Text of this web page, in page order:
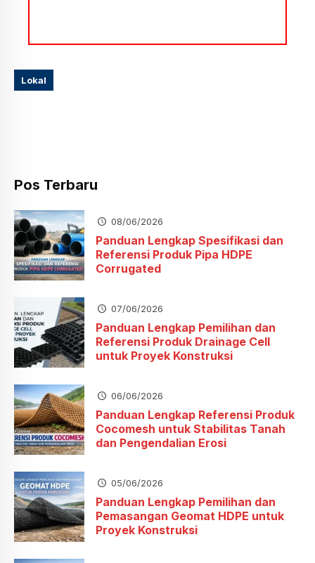
Lokal
Pos Terbaru
08/06/2026
Panduan Lengkap Spesifikasi dan
Referensi Produk Pipa HDPE
Corrugated
07/06/2026
Panduan Lengkap Pemilihan dan
Referensi Produk Drainage Cell
untuk Proyek Konstruksi
06/06/2026
Panduan Lengkap Referensi Produk
Cocomesh untuk Stabilitas Tanah
dan Pengendalian Erosi
05/06/2026
Panduan Lengkap Pemilihan dan
Pemasangan Geomat HDPE untuk
Proyek Konstruksi